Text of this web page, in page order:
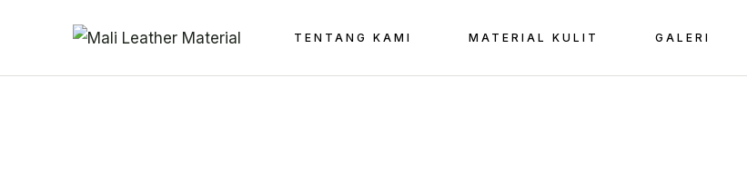
TENTANG KAMI MATERIAL KULIT GALERI